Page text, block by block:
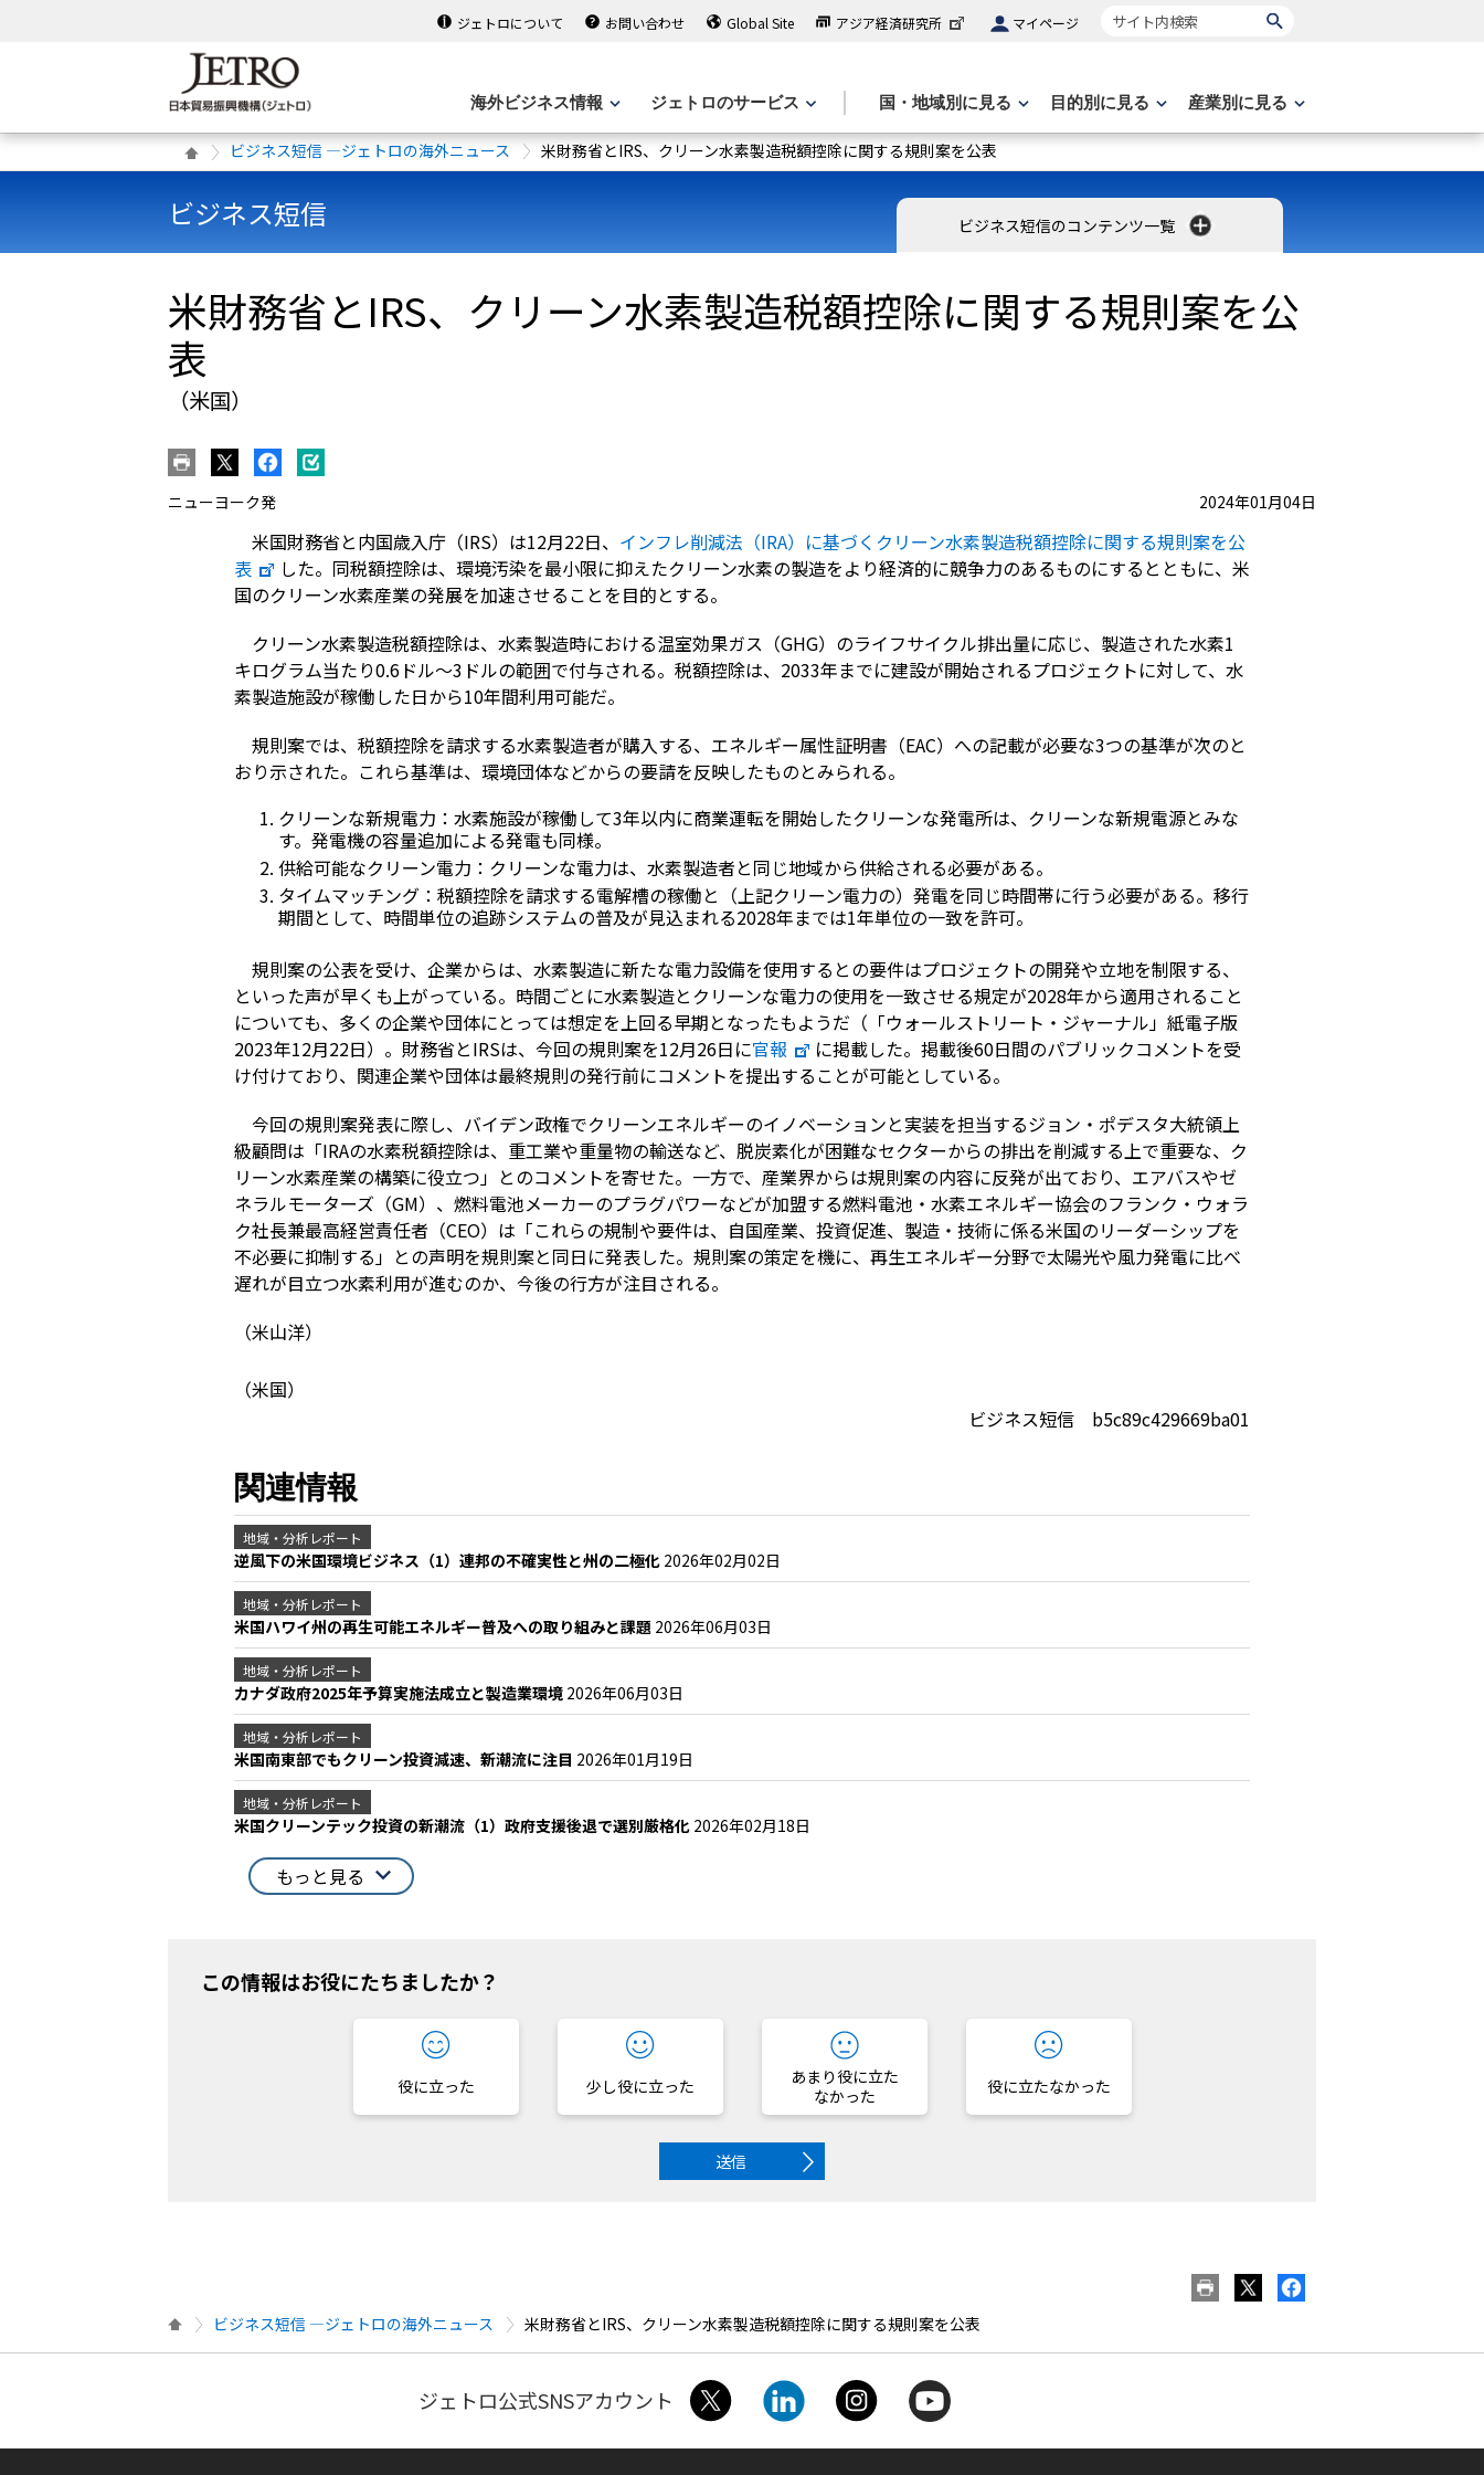
ジェトロについて お問い合わせ Global Site アジア経済研究所 マイページ サイト内検索
海外ビジネス情報 ジェトロのサービス 国・地域別に見る 目的別に見る 産業別に見る
ビジネス短信 ―ジェトロの海外ニュース 米財務省とIRS、クリーン水素製造税額控除に関する規則案を公表
ビジネス短信 ビジネス短信のコンテンツ一覧
米財務省とIRS、クリーン水素製造税額控除に関する規則案を公
表
（米国）
ニューヨーク発 2024年01月04日
米国財務省と内国歳入庁（IRS）は12月22日、 インフレ削減法（IRA）に基づくクリーン水素製造税額控除に関する規則案を公
表
した。同税額控除は、環境汚染を最小限に抑えたクリーン水素の製造をより経済的に競争力のあるものにするとともに、米
国のクリーン水素産業の発展を加速させることを目的とする。
クリーン水素製造税額控除は、水素製造時における温室効果ガス（GHG）のライフサイクル排出量に応じ、製造された水素1
キログラム当たり0.6ドル～3ドルの範囲で付与される。税額控除は、2033年までに建設が開始されるプロジェクトに対して、水
素製造施設が稼働した日から10年間利用可能だ。
規則案では、税額控除を請求する水素製造者が購入する、エネルギー属性証明書（EAC）への記載が必要な3つの基準が次のと
おり示された。これら基準は、環境団体などからの要請を反映したものとみられる。
クリーンな新規電力：水素施設が稼働して3年以内に商業運転を開始したクリーンな発電所は、クリーンな新規電源とみな
す。発電機の容量追加による発電も同様。
供給可能なクリーン電力：クリーンな電力は、水素製造者と同じ地域から供給される必要がある。
タイムマッチング：税額控除を請求する電解槽の稼働と（上記クリーン電力の）発電を同じ時間帯に行う必要がある。移行
期間として、時間単位の追跡システムの普及が見込まれる2028年までは1年単位の一致を許可。
規則案の公表を受け、企業からは、水素製造に新たな電力設備を使用するとの要件はプロジェクトの開発や立地を制限する、
といった声が早くも上がっている。時間ごとに水素製造とクリーンな電力の使用を一致させる規定が2028年から適用されること
についても、多くの企業や団体にとっては想定を上回る早期となったもようだ（「ウォールストリート・ジャーナル」紙電子版
2023年12月22日）。財務省とIRSは、今回の規則案を12月26日に官報
に掲載した。掲載後60日間のパブリックコメントを受
け付けており、関連企業や団体は最終規則の発行前にコメントを提出することが可能としている。
今回の規則案発表に際し、バイデン政権でクリーンエネルギーのイノベーションと実装を担当するジョン・ポデスタ大統領上
級顧問は「IRAの水素税額控除は、重工業や重量物の輸送など、脱炭素化が困難なセクターからの排出を削減する上で重要な、ク
リーン水素産業の構築に役立つ」とのコメントを寄せた。一方で、産業界からは規則案の内容に反発が出ており、エアバスやゼ
ネラルモーターズ（GM）、燃料電池メーカーのプラグパワーなどが加盟する燃料電池・水素エネルギー協会のフランク・ウォラ
ク社長兼最高経営責任者（CEO）は「これらの規制や要件は、自国産業、投資促進、製造・技術に係る米国のリーダーシップを
不必要に抑制する」との声明を規則案と同日に発表した。規則案の策定を機に、再生エネルギー分野で太陽光や風力発電に比べ
遅れが目立つ水素利用が進むのか、今後の行方が注目される。
（米山洋）
（米国）
ビジネス短信 b5c89c429669ba01
関連情報
地域・分析レポート
逆風下の米国環境ビジネス（1）連邦の不確実性と州の二極化 2026年02月02日
地域・分析レポート
米国ハワイ州の再生可能エネルギー普及への取り組みと課題 2026年06月03日
地域・分析レポート
カナダ政府2025年予算実施法成立と製造業環境 2026年06月03日
地域・分析レポート
米国南東部でもクリーン投資減速、新潮流に注目 2026年01月19日
地域・分析レポート
米国クリーンテック投資の新潮流（1）政府支援後退で選別厳格化 2026年02月18日
もっと見る
この情報はお役にたちましたか？
役に立った 少し役に立った
あまり役に立た
なかった
役に立たなかった
送信
ビジネス短信 ―ジェトロの海外ニュース 米財務省とIRS、クリーン水素製造税額控除に関する規則案を公表
ジェトロ公式SNSアカウント